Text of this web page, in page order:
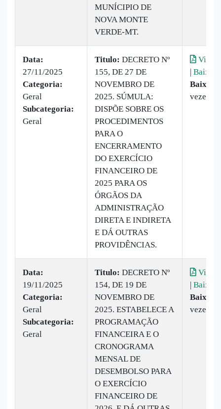
MUNÍCIPIO DE
NOVA MONTE
VERDE-MT.
Data:
27/11/2025
Categoria:
Geral
Subcategoria:
Geral
Titulo: DECRETO Nº
155, DE 27 DE
NOVEMBRO DE
2025. SÚMULA:
DISPÕE SOBRE OS
PROCEDIMENTOS
PARA O
ENCERRAMENTO
DO EXERCÍCIO
FINANCEIRO DE
2025 PARA OS
ÓRGÃOS DA
ADMINISTRAÇÃO
DIRETA E INDIRETA
E DÁ OUTRAS
PROVIDÊNCIAS.
| Baixar
vezes
Data:
19/11/2025
Categoria:
Geral
Subcategoria:
Geral
Titulo: DECRETO Nº
154, DE 19 DE
NOVEMBRO DE
2025. ESTABELECE A
PROGRAMAÇÃO
FINANCEIRA E O
CRONOGRAMA
MENSAL DE
DESEMBOLSO PARA
O EXERCÍCIO
FINANCEIRO DE
| Baixar
vezes